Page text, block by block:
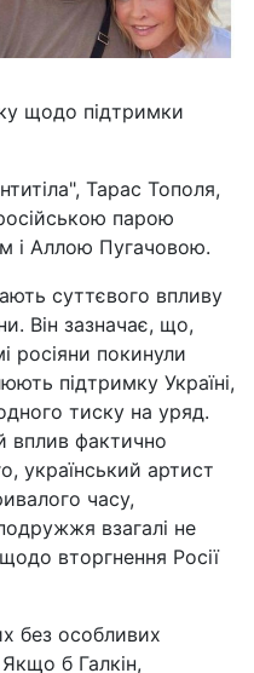
щодо підтримки
Тарас Тополя,
парою
і Аллою Пугачовою.
суттєвого впливу
Він зазначає, що,
росіяни покинули
підтримку Україні,
тиску на уряд.
вплив фактично
український артист
часу,
взагалі не
вторгнення Росії
без особливих
б Галкін,